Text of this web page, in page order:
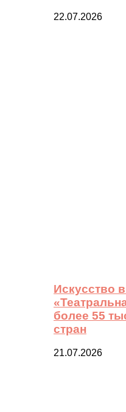
22.07.2026
Искусство
более 55
стран
21.07.2026